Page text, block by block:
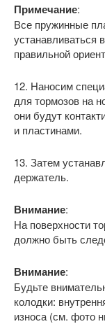
Примечание:
Все пружинные
правильной
12. Наносим
для тормозов на
они будут
и пластинами.
13. Затем
держатель.
Внимание:
На поверхности
должно быть
Внимание:
Будьте
колодки:
износа (см. фото